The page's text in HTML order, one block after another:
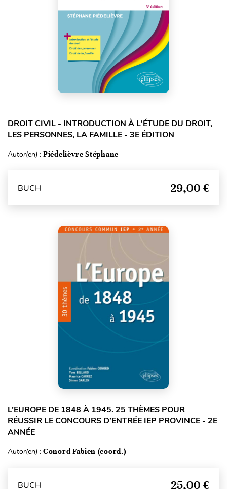
DROIT CIVIL - INTRODUCTION À L'ÉTUDE DU DROIT,
LES PERSONNES, LA FAMILLE - 3E ÉDITION
Autor(en) : Piédelièvre Stéphane
BUCH 29,00 €
L’EUROPE DE 1848 À 1945. 25 THÈMES POUR
RÉUSSIR LE CONCOURS D’ENTRÉE IEP PROVINCE - 2E
ANNÉE
Autor(en) : Conord Fabien (coord.)
BUCH 25,00 €